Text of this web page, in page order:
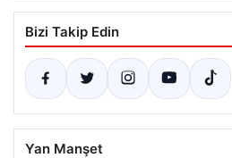
Bizi Takip Edin
Yan Manşet